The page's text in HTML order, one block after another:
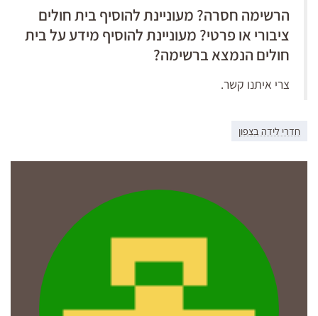
הרשימה חסרה? מעוניינת להוסיף בית חולים
ציבורי או פרטי? מעוניינת להוסיף מידע על בית
חולים הנמצא ברשימה?
צרי איתנו קשר.
חדרי לידה בצפון